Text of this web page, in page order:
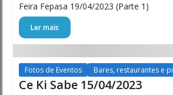
Feira Fepasa 19/04/2023 (Parte 1)
Ler mais
Fotos de Eventos Bares, restaurantes e
Ce Ki Sabe 15/04/2023